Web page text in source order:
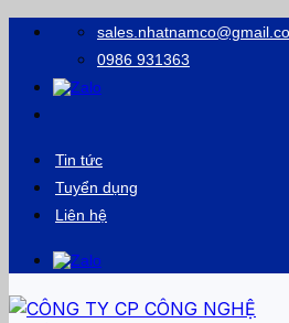
dung
0986 931363
Tin tức
Tuyển dụng
Liên hệ